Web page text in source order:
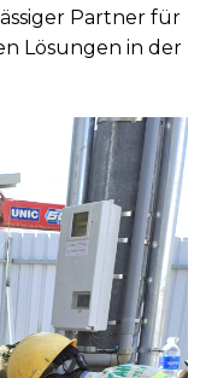
Partner für
Lösungen in der